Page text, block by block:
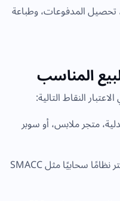
تحصيل المدفوعات، وطباعة
المناسب
متجر ملابس، أو سوبر
إذا كانت متعددة فاختر نظامًا سحابيًا مثل SMACC